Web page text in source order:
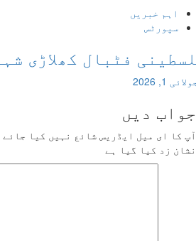
خبریں
فٹبال کھلاڑی شہید
دیں
ای میل ایڈریس شائع نہیں کیا جائے گا۔
زد کیا گیا ہے